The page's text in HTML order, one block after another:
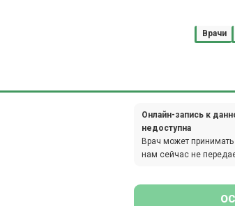
Врачи
Онлайн-запись к
недоступна
Врач может
нам сейчас не